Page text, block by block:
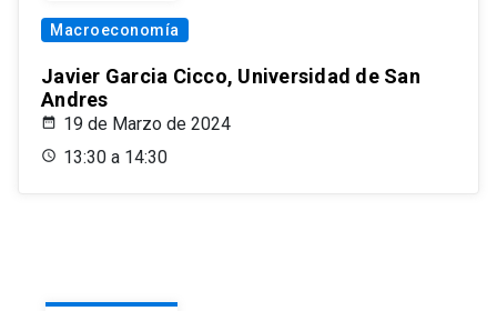
Macroeconomía
Javier Garcia Cicco, Universidad de San
Andres
19 de Marzo de 2024
13:30 a 14:30